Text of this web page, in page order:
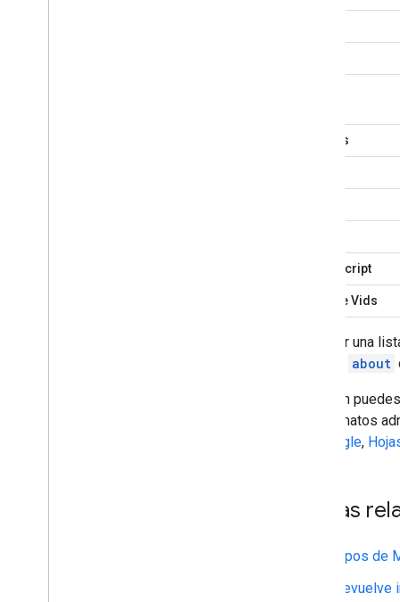
Dibujos
Apps Script
Google Vids
Para ver una
about
También
los formatos
de Google,
Temas
Tipos de